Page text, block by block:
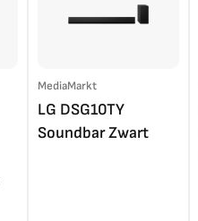
MediaMarkt
LG DSG10TY
Soundbar Zwart